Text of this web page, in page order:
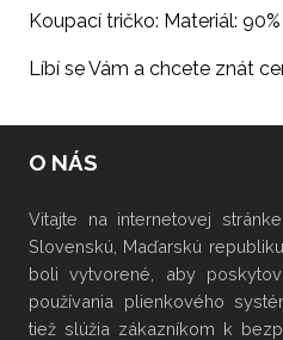
Koupací tričko: Materiál:
Líbí se Vám a chcete znát
O NÁS
Vitajte na internetovej
Slovenskú, Maďarskú
boli vytvorené, aby
používania plienkového
tiež slúžia zákazníkom k